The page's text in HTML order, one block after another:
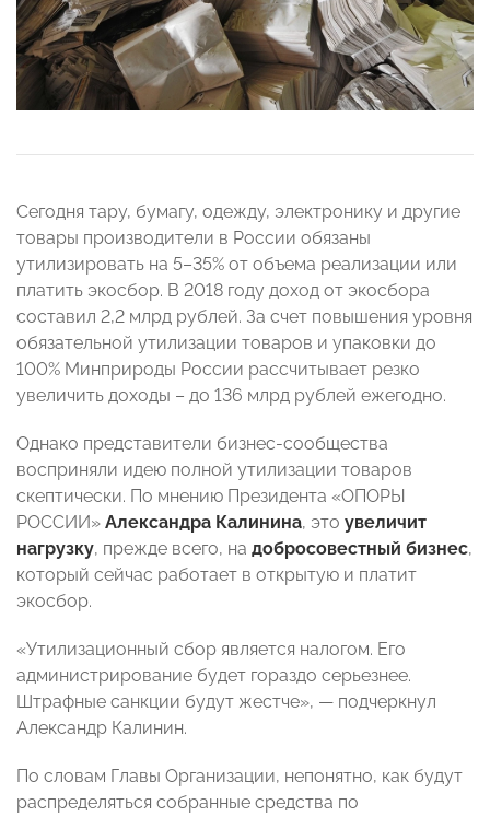
Сегодня тару, бумагу, одежду, электронику и другие
товары производители в России обязаны
утилизировать на 5–35% от объема реализации или
платить экосбор. В 2018 году доход от экосбора
составил 2,2 млрд рублей. За счет повышения уровня
обязательной утилизации товаров и упаковки до
100% Минприроды России рассчитывает резко
увеличить доходы – до 136 млрд рублей ежегодно.
Однако представители бизнес-сообщества
восприняли идею полной утилизации товаров
скептически. По мнению Президента «ОПОРЫ
РОССИИ» Александра Калинина, это увеличит
нагрузку, прежде всего, на добросовестный бизнес,
который сейчас работает в открытую и платит
экосбор.
«Утилизационный сбор является налогом. Его
администрирование будет гораздо серьезнее.
Штрафные санкции будут жестче», — подчеркнул
Александр Калинин.
По словам Главы Организации, непонятно, как будут
распределяться собранные средства по